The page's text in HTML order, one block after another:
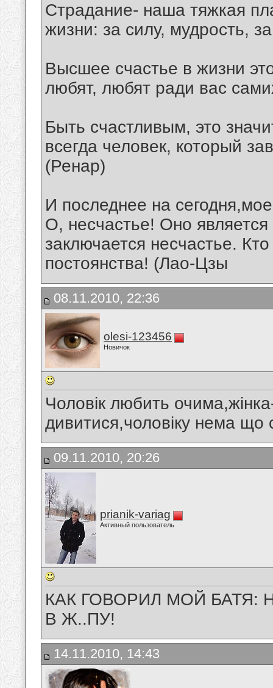
Страдание- наша тяжкая
жизни: за силу, мудрость,
Высшее счастье в жизни
любят, любят ради вас
Быть счастливым, это
всегда человек, который
(Ренар)
И последнее на
О, несчастье! Оно
заключается несчастье.
постоянства! (Лао-Цзы
08.11.2010, 22:36
olesi-123456
Новичок
Чоловік любить
дивитися,чоловіку нема що
09.11.2010, 20:26
prianik-variag
Активный пользователь
КАК ГОВОРИЛ МОЙ БАТЯ:
В Ж..ПУ!
14.11.2010, 14:43